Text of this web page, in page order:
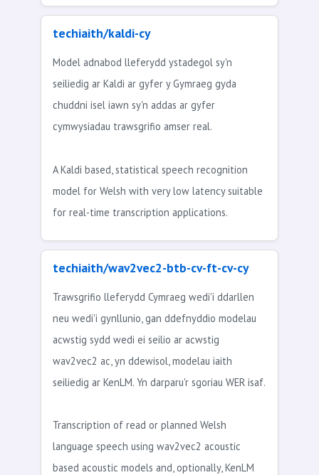
techiaith/kaldi-cy
Model adnabod lleferydd ystadegol sy'n
seiliedig ar Kaldi ar gyfer y Gymraeg gyda
chuddni isel iawn sy'n addas ar gyfer
cymwysiadau trawsgrifio amser real.
A Kaldi based, statistical speech recognition
model for Welsh with very low latency suitable
for real-time transcription applications.
techiaith/wav2vec2-btb-cv-ft-cv-cy
Trawsgrifio lleferydd Cymraeg wedi'i ddarllen
neu wedi'i gynllunio, gan ddefnyddio modelau
acwstig sydd wedi ei seilio ar acwstig
wav2vec2 ac, yn ddewisol, modelau iaith
seiliedig ar KenLM. Yn darparu'r sgoriau WER isaf.
Transcription of read or planned Welsh
language speech using wav2vec2 acoustic
based acoustic models and, optionally, KenLM